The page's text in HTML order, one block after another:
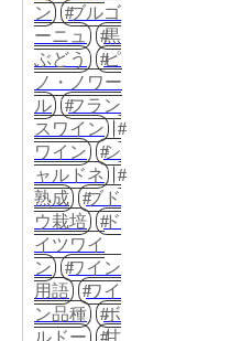
ン
ブルゴ
ーニュ
黒
ぶどう
ピ
ノ・ノワー
ル
フラン
スワイン
ワイン
シ
ャルドネ
熟成
ブド
ウ栽培
ド
イツワイ
ン
ワイン
用語
ワイ
ン品種
ボ
ルドー
甘